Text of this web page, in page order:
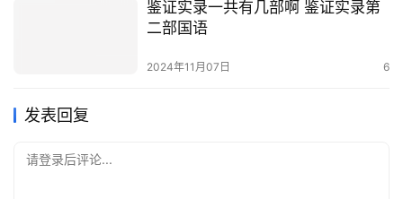
鉴证实录一共有几部啊 鉴证实录第
二部国语
2024年11月07日 6
发表回复
请登录后评论...